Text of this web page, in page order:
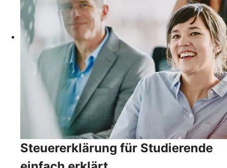
Steuererklärung für Studierende